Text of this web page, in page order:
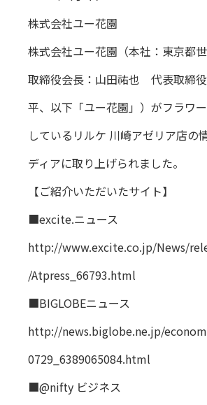
株式会社ユー花園
株式会社ユー花園（本社：東京都
取締役会長：山田祐也 代表取締
平、以下「ユー花園」）がフラワ
しているリルケ 川崎アゼリア店の
ディアに取り上げられました。
【ご紹介いただいたサイト】
■excite.ニュース
http://www.excite.co.jp/News/
/Atpress_66793.html
■BIGLOBEニュース
http://news.biglobe.ne.jp/
0729_6389065084.html
■@nifty ビジネス